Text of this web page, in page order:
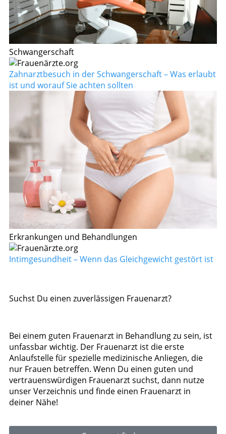
Schwangerschaft
Zahnarztbesuch in der Schwangerschaft – Was erlaubt
ist und worauf Sie achten sollten
Erkrankungen und Behandlungen
Intimgesundheit – Wenn das Gleichgewicht gestört ist
Suchst Du einen zuverlässigen Frauenarzt?
Bei einem guten Frauenarzt in Behandlung zu sein, ist
unfassbar wichtig. Der Frauenarzt ist die erste
Anlaufstelle für spezielle medizinische Anliegen, die
nur Frauen betreffen. Wenn Du einen guten und
vertrauenswürdigen Frauenarzt suchst, dann nutze
unser Verzeichnis und finde einen Frauenarzt in
deiner Nähe!